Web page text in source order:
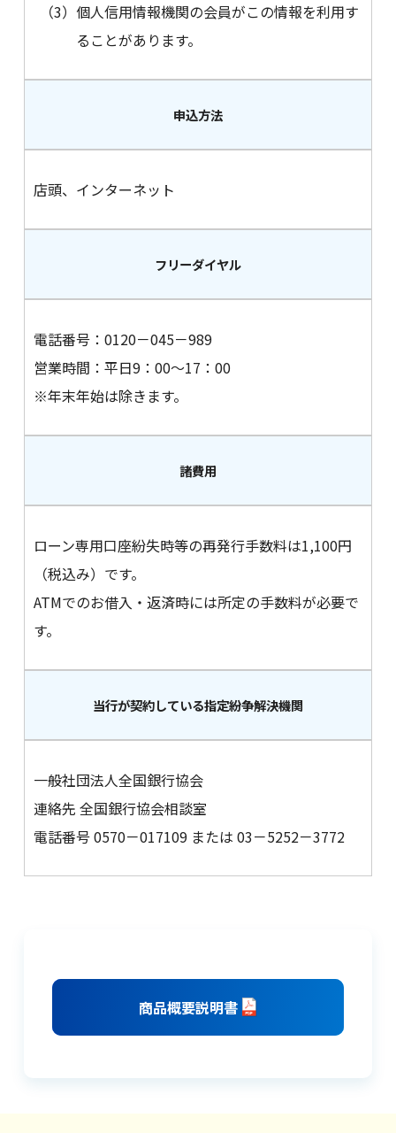
（3） 個人信用情報機関の会員がこの情報を利用す
ることがあります。
申込方法
店頭、インターネット
フリーダイヤル
電話番号：0120－045－989
営業時間：平日9：00～17：00
※年末年始は除きます。
諸費用
ローン専用口座紛失時等の再発行手数料は1,100円
（税込み）です。
ATMでのお借入・返済時には所定の手数料が必要で
す。
当行が契約している指定紛争解決機関
一般社団法人全国銀行協会
連絡先 全国銀行協会相談室
電話番号 0570－017109 または 03－5252－3772
商品概要説明書